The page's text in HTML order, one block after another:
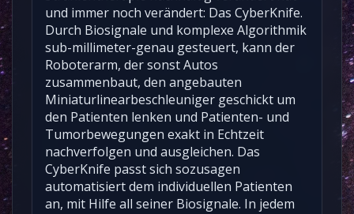
und immer noch verändert: Das CyberKnife.
Durch Biosignale und komplexe Algorithmik
sub-millimeter-genau gesteuert, kann der
Roboterarm, der sonst Autos
zusammenbaut, den angebauten
Miniaturlinearbeschleuniger geschickt um
den Patienten lenken und Patienten- und
Tumorbewegungen exakt in Echtzeit
nachverfolgen und ausgleichen. Das
CyberKnife passt sich sozusagen
automatisiert dem individuellen Patienten
an, mit Hilfe all seiner Biosignale. In jedem